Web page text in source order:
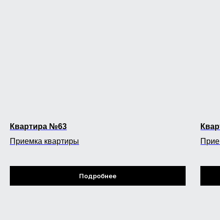
Квартира №63
Приемка квартиры
Подробнее